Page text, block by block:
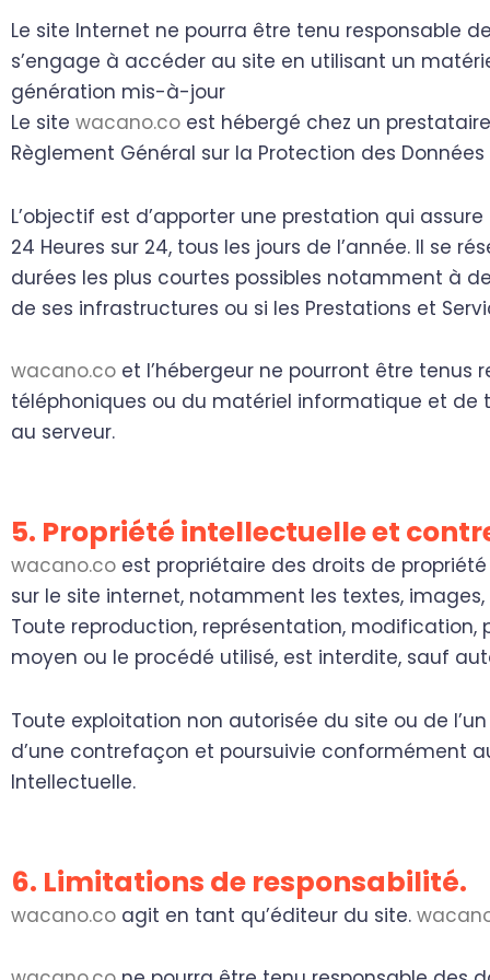
Le site Internet ne pourra être tenu responsable
s’engage à accéder au site en utilisant un
génération mis-à-jour
Le site wacano.co est hébergé chez un
Règlement Général sur la Protection des Données
L’objectif est d’apporter une prestation qui
24 Heures sur 24, tous les jours de l’année. Il se
durées les plus courtes possibles notamment à
de ses infrastructures ou si les Prestations et
wacano.co et l’hébergeur ne pourront être
téléphoniques ou du matériel informatique et de
au serveur.
5. Propriété intellectuelle et
wacano.co est propriétaire des droits de
sur le site internet, notamment les textes,
Toute reproduction, représentation,
moyen ou le procédé utilisé, est interdite, sauf
Toute exploitation non autorisée du site ou de
d’une contrefaçon et poursuivie conformément
Intellectuelle.
6. Limitations de responsabilité.
wacano.co agit en tant qu’éditeur du site.